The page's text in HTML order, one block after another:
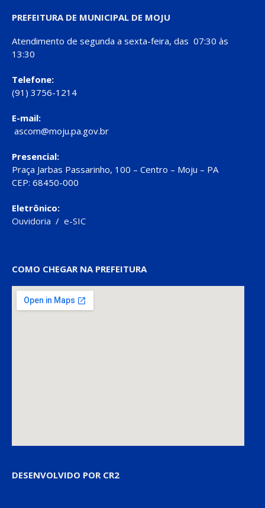
PREFEITURA DE MUNICIPAL DE MOJU
Atendimento de segunda a sexta-feira, das 07:30 às
13:30
Telefone:
(91) 3756-1214
E-mail:
ascom@moju.pa.gov.br
Presencial:
Praça Jarbas Passarinho, 100 – Centro – Moju – PA
CEP: 68450-000
Eletrônico:
Ouvidoria / e-SIC
COMO CHEGAR NA PREFEITURA
DESENVOLVIDO POR CR2